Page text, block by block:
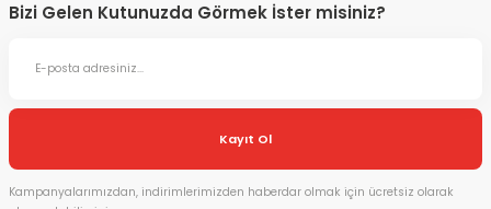
Bizi Gelen Kutunuzda Görmek İster misiniz?
Kayıt Ol
Kampanyalarımızdan, indirimlerimizden haberdar olmak için ücretsiz olarak